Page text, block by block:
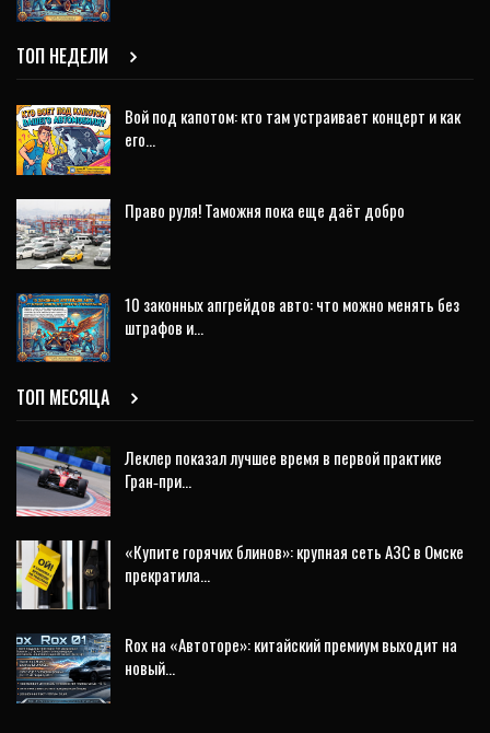
ТОП НЕДЕЛИ
Вой под капотом: кто там устраивает концерт и как
его…
Право руля! Таможня пока еще даёт добро
10 законных апгрейдов авто: что можно менять без
штрафов и…
ТОП МЕСЯЦА
Леклер показал лучшее время в первой практике
Гран‑при…
«Купите горячих блинов»: крупная сеть АЗС в Омске
прекратила…
Rox на «Автоторе»: китайский премиум выходит на
новый…